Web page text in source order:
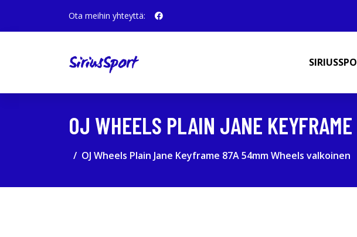
Ota meihin yhteyttä:
OJ WHEELS PLAIN JANE
OJ Wheels Plain Jane Keyframe 87A 54mm Wheels valkoinen